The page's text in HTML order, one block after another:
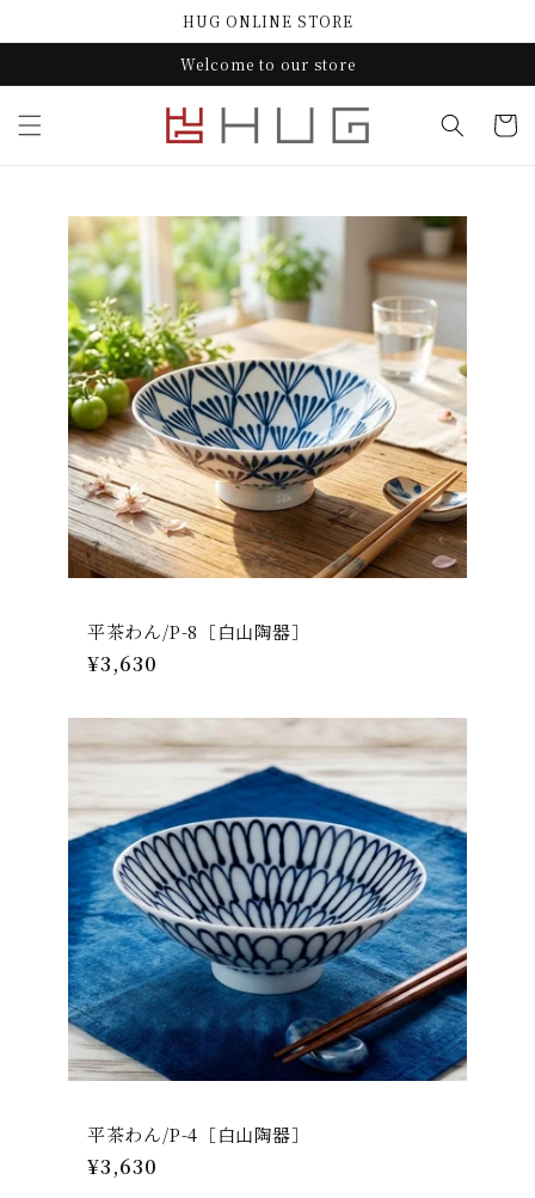
進む
HUG ONLINE STORE
Welcome to our store
カ
ー
平茶わん/P-8［白山陶器］
通
価
格
¥3,630
平茶わん/P-4［白山陶器］
通
¥3,630